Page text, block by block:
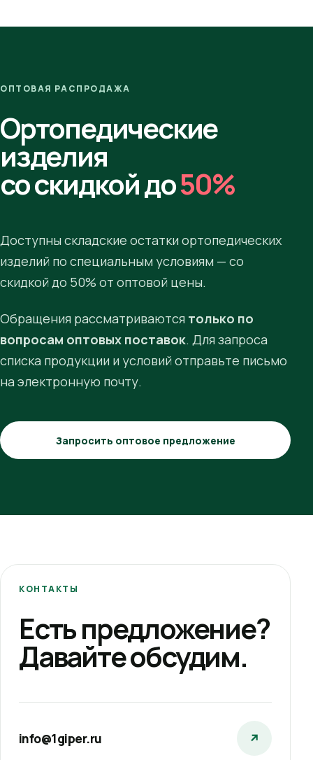
ОПТОВАЯ РАСПРОДАЖА
Ортопедические
изделия
со скидкой до50%
Доступны складские остатки ортопедических
изделий по специальным условиям — со
скидкой до 50% от оптовой цены.
Обращения рассматриваются только по
вопросам оптовых поставок. Для запроса
списка продукции и условий отправьте письмо
на электронную почту.
Запросить оптовое предложение
КОНТАКТЫ
Есть предложение?
Давайте обсудим.
info@1giper.ru ↗